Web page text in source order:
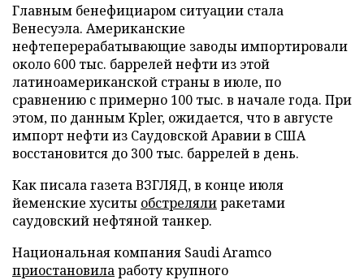
Главным бенефициаром ситуации стала
Венесуэла. Американские
нефтеперерабатывающие заводы импортировали
около 600 тыс. баррелей нефти из этой
латиноамериканской страны в июле, по
сравнению с примерно 100 тыс. в начале года. При
этом, по данным Kpler, ожидается, что в августе
импорт нефти из Саудовской Аравии в США
восстановится до 300 тыс. баррелей в день.
Как писала газета ВЗГЛЯД, в конце июля
йеменские хуситы обстрелялиракетами
саудовский нефтяной танкер.
Национальная компания Saudi Aramco
приостановилаработу крупного